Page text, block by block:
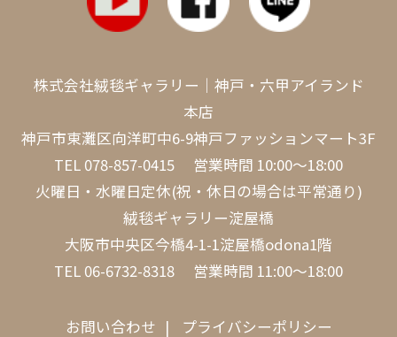
株式会社絨毯ギャラリー｜神戸・六甲アイランド
本店
神戸市東灘区向洋町中6-9神戸ファッションマート3F
TEL 078-857-0415 営業時間 10:00～18:00
火曜日・水曜日定休(祝・休日の場合は平常通り)
絨毯ギャラリー淀屋橋
大阪市中央区今橋4-1-1淀屋橋odona1階
TEL 06-6732-8318 営業時間 11:00～18:00
お問い合わせ プライバシーポリシー